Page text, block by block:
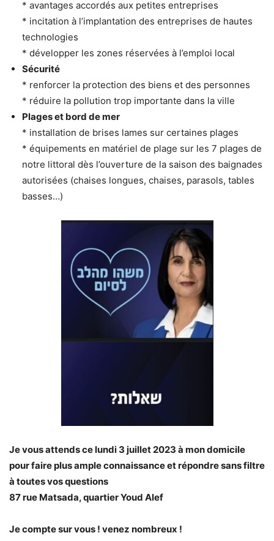
* avantages accordés aux petites entreprises
* incitation à l’implantation des entreprises de hautes
technologies
* développer les zones réservées à l’emploi local
Sécurité
* renforcer la protection des biens et des personnes
* réduire la pollution trop importante dans la ville
Plages et bord de mer
* installation de brises lames sur certaines plages
* équipements en matériel de plage sur les 7 plages de
notre littoral dès l’ouverture de la saison des baignades
autorisées (chaises longues, chaises, parasols, tables
basses…)
Je vous attends ce lundi 3 juillet 2023 à mon domicile
pour faire plus ample connaissance et répondre sans filtre
à toutes vos questions
87 rue Matsada, quartier Youd Alef
Je compte sur vous ! venez nombreux !